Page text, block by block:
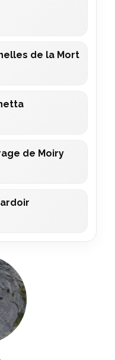
de la Mort
de Moiry